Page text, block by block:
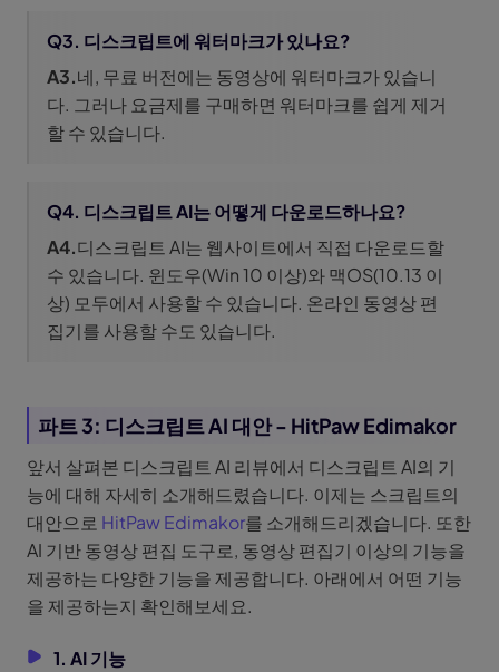
Q3. 디스크립트에 워터마크가 있나요?
A3.네, 무료 버전에는 동영상에 워터마크가 있습니
다. 그러나 요금제를 구매하면 워터마크를 쉽게 제거
할 수 있습니다.
Q4. 디스크립트 AI는 어떻게 다운로드하나요?
A4.디스크립트 AI는 웹사이트에서 직접 다운로드할
수 있습니다. 윈도우(Win 10 이상)와 맥OS(10.13 이
상) 모두에서 사용할 수 있습니다. 온라인 동영상 편
집기를 사용할 수도 있습니다.
파트 3: 디스크립트 AI 대안 - HitPaw Edimakor
앞서 살펴본 디스크립트 AI 리뷰에서 디스크립트 AI의 기
능에 대해 자세히 소개해드렸습니다. 이제는 스크립트의
대안으로 HitPaw Edimakor를 소개해드리겠습니다. 또한
AI 기반 동영상 편집 도구로, 동영상 편집기 이상의 기능을
제공하는 다양한 기능을 제공합니다. 아래에서 어떤 기능
을 제공하는지 확인해보세요.
1. AI 기능